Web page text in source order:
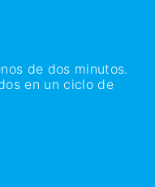
de dos minutos.
en un ciclo de